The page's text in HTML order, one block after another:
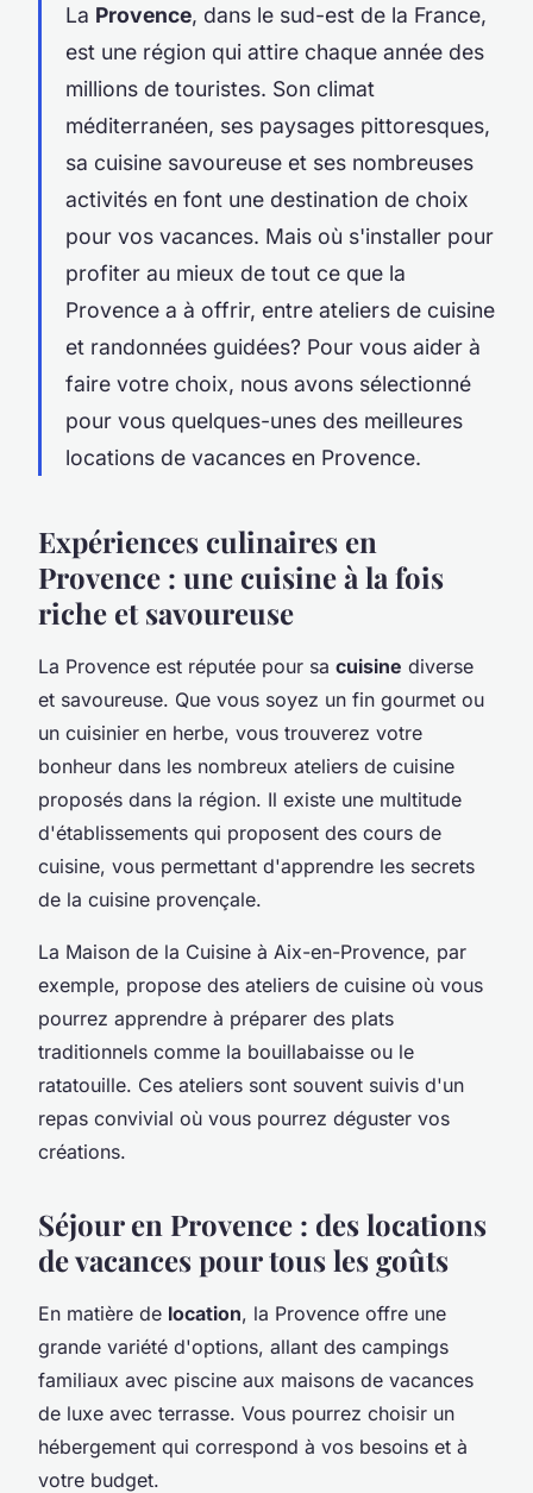
La Provence, dans le sud-est de la France,
est une région qui attire chaque année des
millions de touristes. Son climat
méditerranéen, ses paysages pittoresques,
sa cuisine savoureuse et ses nombreuses
activités en font une destination de choix
pour vos vacances. Mais où s'installer pour
profiter au mieux de tout ce que la
Provence a à offrir, entre ateliers de cuisine
et randonnées guidées? Pour vous aider à
faire votre choix, nous avons sélectionné
pour vous quelques-unes des meilleures
locations de vacances en Provence.
Expériences culinaires en
Provence : une cuisine à la fois
riche et savoureuse
La Provence est réputée pour sa cuisine diverse
et savoureuse. Que vous soyez un fin gourmet ou
un cuisinier en herbe, vous trouverez votre
bonheur dans les nombreux ateliers de cuisine
proposés dans la région. Il existe une multitude
d'établissements qui proposent des cours de
cuisine, vous permettant d'apprendre les secrets
de la cuisine provençale.
La Maison de la Cuisine à Aix-en-Provence, par
exemple, propose des ateliers de cuisine où vous
pourrez apprendre à préparer des plats
traditionnels comme la bouillabaisse ou le
ratatouille. Ces ateliers sont souvent suivis d'un
repas convivial où vous pourrez déguster vos
créations.
Séjour en Provence : des locations
de vacances pour tous les goûts
En matière de location, la Provence offre une
grande variété d'options, allant des campings
familiaux avec piscine aux maisons de vacances
de luxe avec terrasse. Vous pourrez choisir un
hébergement qui correspond à vos besoins et à
votre budget.